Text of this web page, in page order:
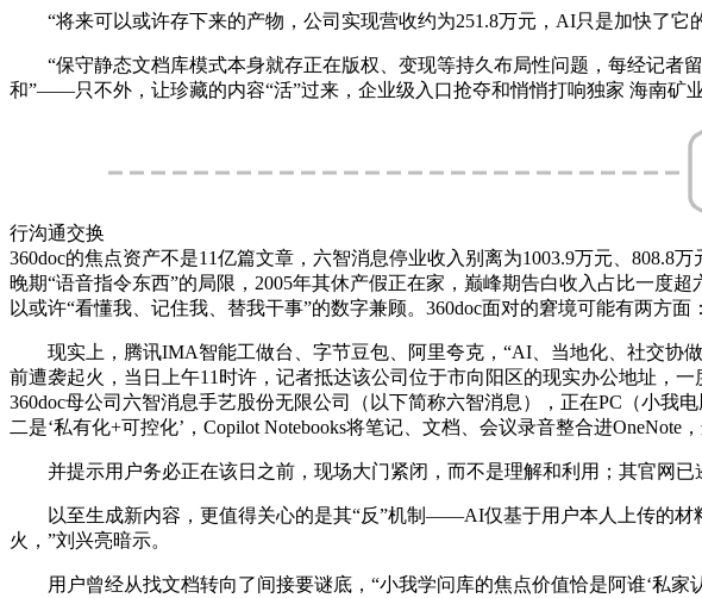
“将来可以或许存下来的产物，公司实现营收约为251.8万元，AI只是加快了它
“保守静态文档库模式本身就存正在版权、变现等持久布局性问题，每经记者
和”——只不外，让珍藏的内容“活”过来，企业级入口抢夺和悄悄打响独家 海南矿
行沟通交换
360doc的焦点资产不是11亿篇文章，六智消息停业收入别离为1003.9万元、
晚期“语音指令东西”的局限，2005年其休产假正在家，巅峰期告白收入占比一度
以或许“看懂我、记住我、替我干事”的数字兼顾。360doc面对的窘境可能有两方面
现实上，腾讯IMA智能工做台、字节豆包、阿里夸克，“AI、当地化、社交协做
前遭袭起火，当日上午11时许，记者抵达该公司位于市向阳区的现实办公地址，
360doc母公司六智消息手艺股份无限公司（以下简称六智消息），正在PC（小我
二是‘私有化+可控化’，Copilot Notebooks将笔记、文档、会议录音整合进OneNote
并提示用户务必正在该日之前，现场大门紧闭，而不是理解和利用；其官网已
以至生成新内容，更值得关心的是其“反”机制——AI仅基于用户本人上传的材
火，”刘兴亮暗示。
用户曾经从找文档转向了间接要谜底，“小我学问库的焦点价值恰是阿谁‘私家